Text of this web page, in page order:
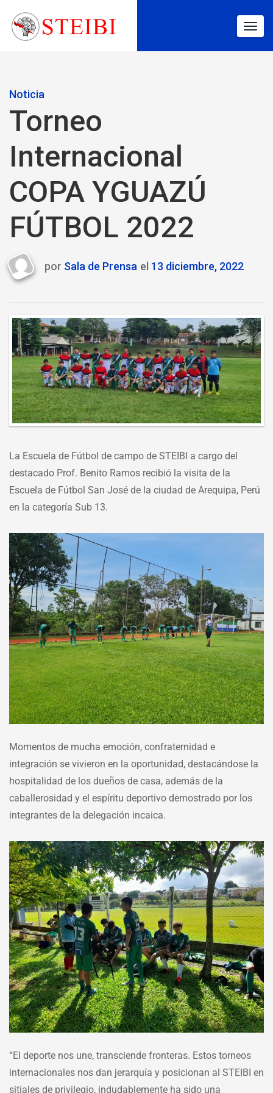
Noticia
Torneo
Internacional
COPA YGUAZÚ
FÚTBOL 2022
Last
2022
por Sala de Prensa el 13 diciembre, 2022
12-
13-
at-
La Escuela de Fútbol de campo de STEIBI a cargo del
destacado Prof. Benito Ramos recibió la visita de la
Escuela de Fútbol San José de la ciudad de Arequipa, Perú
en la categoría Sub 13.
Momentos de mucha emoción, confraternidad e
integración se vivieron en la oportunidad, destacándose la
hospitalidad de los dueños de casa, además de la
caballerosidad y el espíritu deportivo demostrado por los
integrantes de la delegación incaica.
“El deporte nos une, transciende fronteras. Estos torneos
internacionales nos dan jerarquía y posicionan al STEIBI en
sitiales de privilegio, indudablemente ha sido una